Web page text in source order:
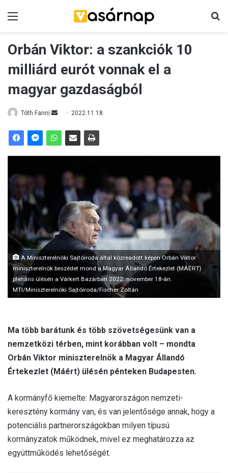
Orbán Viktor: a szankciók 10
milliárd eurót vonnak el a
magyar gazdaságból
Tóth Fanni
a
i
l
2022.11.18.
A Miniszterelnöki Sajtóiroda által közreadott képen Orbán Viktor
miniszterelnök beszédet mond a Magyar Állandó Értekezlet (MÁÉRT)
plenáris ülésén a Várkert Bazárban 2022. november 18-án.
MTI/Miniszterelnöki Sajtóiroda/Fischer Zoltán
Ma több barátunk és több szövetségesünk van a
nemzetközi térben, mint korábban volt – mondta
Orbán Viktor miniszterelnök a Magyar Állandó
Értekezlet (Máért) ülésén pénteken Budapesten.
A kormányfő kiemelte: Magyarországon nemzeti-
keresztény kormány van, és van jelentősége annak, hogy a
potenciális partnerországokban milyen típusú
kormányzatok működnek, mivel ez meghatározza az
együttműködés lehetőségét.